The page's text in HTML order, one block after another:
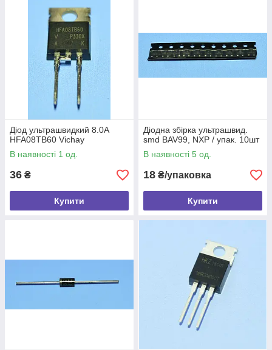
Діод ультрашвидкий 8.0A
HFA08TB60 Vichay
В наявності 1 од.
36 ₴
Купити
Діодна збірка ультрашвид.
smd BAV99, NXP / упак. 10шт
В наявності 5 од.
18 ₴/упаковка
Купити